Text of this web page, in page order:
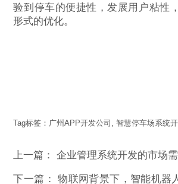
验到停车的便捷性，发展用户粘性
形式的优化。
Tag标签： 广州APP开发公司 智慧停车场系统
上一篇：企业管理系统开发的市场
下一篇：物联网背景下，智能机器